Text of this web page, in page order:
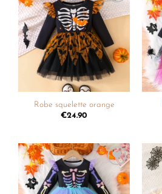
Ajouter
à la
liste de
souhaits
Robe squelette orange
€24.90
Ajouter
à la
liste de